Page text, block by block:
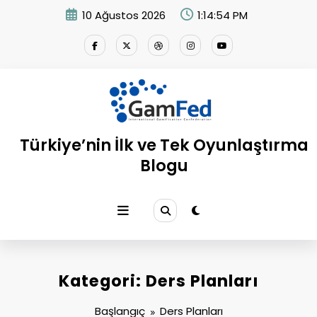
10 Ağustos 2026 1:14:56 PM
Türkiye’nin İlk ve Tek Oyunlaştırma
Blogu
Kategori: Ders Planları
Başlangıç Ders Planları